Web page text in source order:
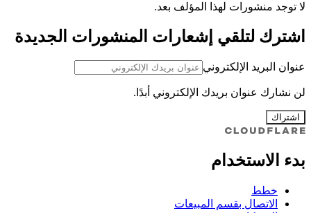
لا توجد منشورات لهذا المؤلف بعد.
اشترك لتلقي إشعارات المنشورات الجديدة
عنوان البريد الإلكتروني
لن نشارك عنوان بريدك الإلكتروني أبدًا.
اشتراك
بدء الاستخدام
خطط
الاتصال بقسم المبيعات